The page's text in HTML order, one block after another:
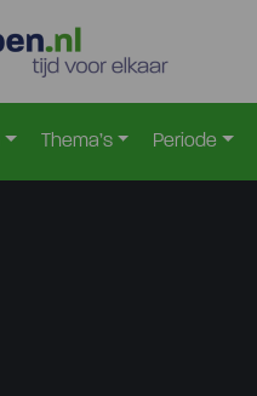
Thema’s Periode